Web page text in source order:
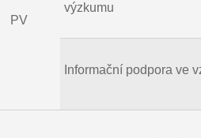
PV
výzkumu
Informační podpora ve